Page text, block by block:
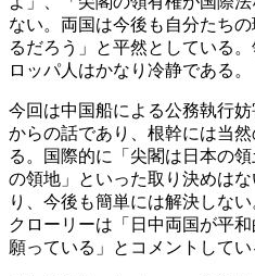
ない。両国は今後も自分たち
るだろう」と平然としている
ロッパ人はかなり冷静である。
今回は中国船による公務執行
からの話であり、根幹には当
る。国際的に「尖閣は日本の
の領地」といった取り決めは
り、今後も簡単には解決しな
クローリーは「日中両国が平
願っている」とコメントしてい